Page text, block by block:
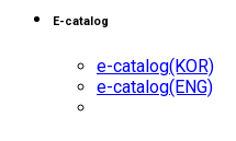
E-catalog
e-catalog(KOR)
e-catalog(ENG)